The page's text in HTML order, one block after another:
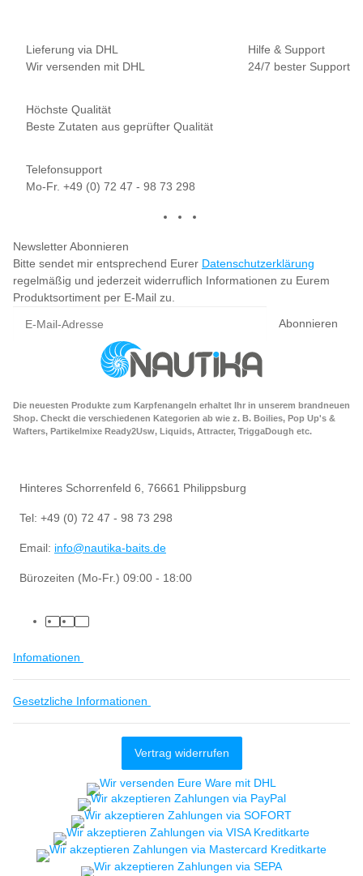
Lieferung via DHL
Wir versenden mit DHL
Hilfe & Support
24/7 bester Support
Höchste Qualität
Beste Zutaten aus geprüfter Qualität
Telefonsupport
Mo-Fr. +49 (0) 72 47 - 98 73 298
Newsletter Abonnieren
Bitte sendet mir entsprechend Eurer Datenschutzerklärung
regelmäßig und jederzeit widerruflich Informationen zu Eurem
Produktsortiment per E-Mail zu.
Abonnieren
Die neuesten Produkte zum Karpfenangeln erhaltet Ihr in unserem brandneuen
Shop. Checkt die verschiedenen Kategorien ab wie z. B. Boilies, Pop Up's &
Wafters, Partikelmixe Ready2Usw, Liquids, Attracter, TriggaDough etc.
Hinteres Schorrenfeld 6, 76661 Philippsburg
Tel: +49 (0) 72 47 - 98 73 298
Email: info@nautika-baits.de
Bürozeiten (Mo-Fr.) 09:00 - 18:00
Infomationen
Gesetzliche Informationen
Vertrag widerrufen